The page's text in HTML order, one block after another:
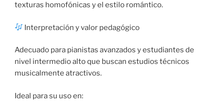
texturas homofónicas y el estilo romántico.
Interpretación y valor pedagógico
Adecuado para pianistas avanzados y estudiantes de
nivel intermedio alto que buscan estudios técnicos
musicalmente atractivos.
Ideal para su uso en: